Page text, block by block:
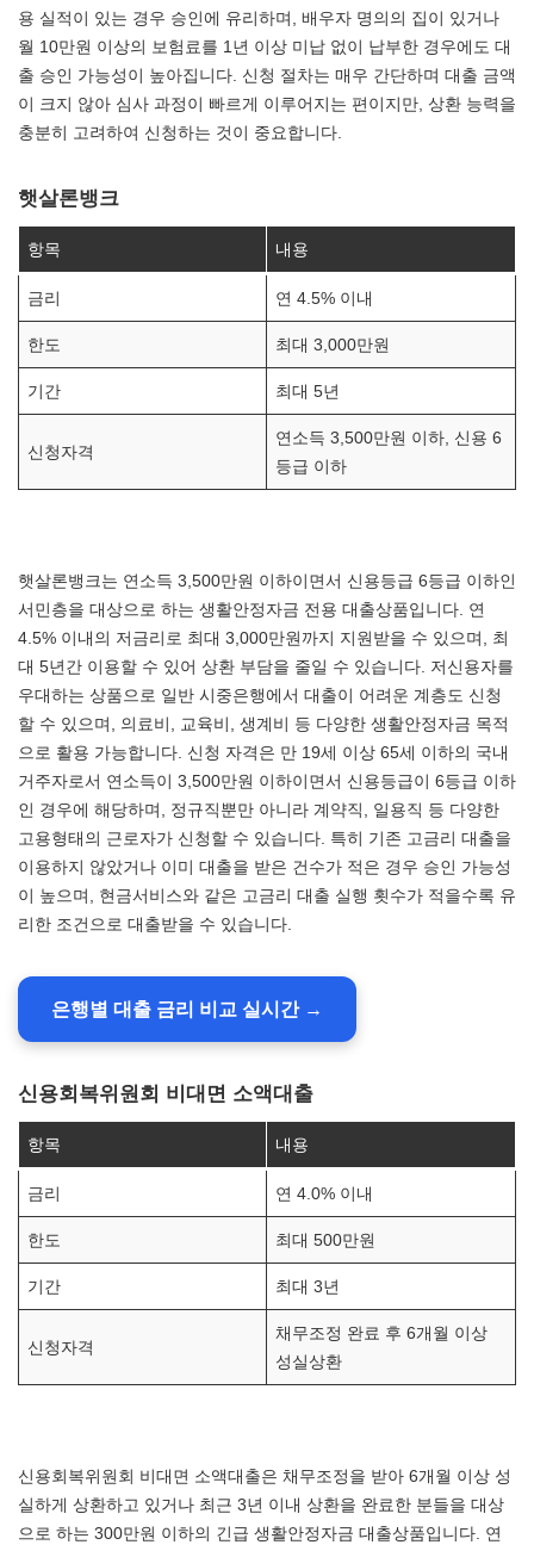
용 실적이 있는 경우 승인에 유리하며, 배우자 명의의 집이 있거나
월 10만원 이상의 보험료를 1년 이상 미납 없이 납부한 경우에도 대
출 승인 가능성이 높아집니다. 신청 절차는 매우 간단하며 대출 금액
이 크지 않아 심사 과정이 빠르게 이루어지는 편이지만, 상환 능력을
충분히 고려하여 신청하는 것이 중요합니다.
햇살론뱅크
항목 내용
금리 연 4.5% 이내
한도 최대 3,000만원
기간 최대 5년
신청자격
연소득 3,500만원 이하, 신용 6
등급 이하
햇살론뱅크는 연소득 3,500만원 이하이면서 신용등급 6등급 이하인
서민층을 대상으로 하는 생활안정자금 전용 대출상품입니다. 연
4.5% 이내의 저금리로 최대 3,000만원까지 지원받을 수 있으며, 최
대 5년간 이용할 수 있어 상환 부담을 줄일 수 있습니다. 저신용자를
우대하는 상품으로 일반 시중은행에서 대출이 어려운 계층도 신청
할 수 있으며, 의료비, 교육비, 생계비 등 다양한 생활안정자금 목적
으로 활용 가능합니다. 신청 자격은 만 19세 이상 65세 이하의 국내
거주자로서 연소득이 3,500만원 이하이면서 신용등급이 6등급 이하
인 경우에 해당하며, 정규직뿐만 아니라 계약직, 일용직 등 다양한
고용형태의 근로자가 신청할 수 있습니다. 특히 기존 고금리 대출을
이용하지 않았거나 이미 대출을 받은 건수가 적은 경우 승인 가능성
이 높으며, 현금서비스와 같은 고금리 대출 실행 횟수가 적을수록 유
리한 조건으로 대출받을 수 있습니다.
은행별 대출 금리 비교 실시간 →
신용회복위원회 비대면 소액대출
항목 내용
금리 연 4.0% 이내
한도 최대 500만원
기간 최대 3년
신청자격
채무조정 완료 후 6개월 이상
성실상환
신용회복위원회 비대면 소액대출은 채무조정을 받아 6개월 이상 성
실하게 상환하고 있거나 최근 3년 이내 상환을 완료한 분들을 대상
으로 하는 300만원 이하의 긴급 생활안정자금 대출상품입니다. 연